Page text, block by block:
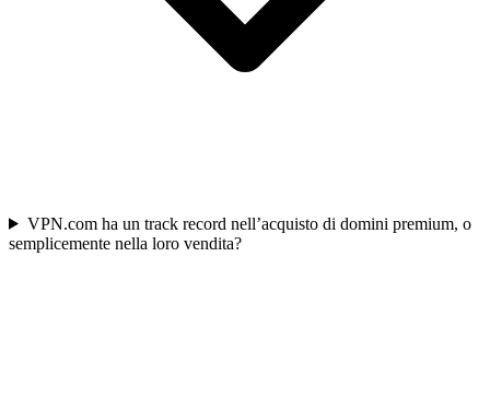
VPN.com ha un track record nell’acquisto di domini premium, o
semplicemente nella loro vendita?